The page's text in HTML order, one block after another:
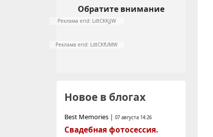
Обратите внимание
Реклама erid: LdtCKKjJW
Реклама erid: LdtCKfUMW
Новое в блогах
Best Memories | 07 августа 14:26
Свадебная фотосессия.